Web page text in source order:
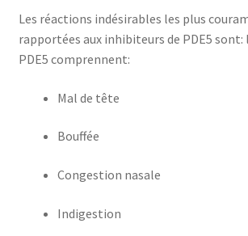
Les réactions indésirables les plus
rapportées aux inhibiteurs de PDE5
PDE5 comprennent:
Mal de tête
Bouffée
Congestion nasale
Indigestion